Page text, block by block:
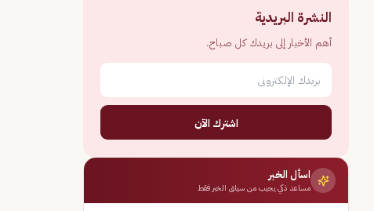
النشرة البريدية
أهم الأخبار إلى بريدك كل صباح.
اشترك الآن
اسأل الخبر
مساعد ذكي يجيب من سياق الخبر فقط